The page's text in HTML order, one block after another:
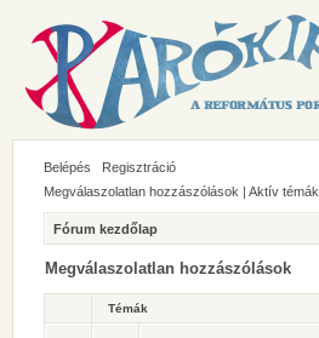
Belépés
Regisztráció
Megválaszolatlan hozzászólások | Aktív témák
Fórum kezdőlap
Megválaszolatlan hozzászólások
Témák